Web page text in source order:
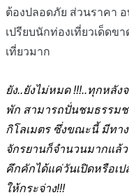
ต้องปลอดภัย ส่วนราคา
เปรียบนักท่องเที่ยวเด็ดข
เที่ยวมาก
ยัง..ยังไม่หมด !!!..ทุกหลั
พัก สามารถปั่นชมธรรม
กิโลเมตร ซึ่งขณะนี้ มีทา
จักรยานก็จำนวนมากแล้
คึกคักได้แค่วันเปิดหรือเป
ให้กระจ่าง!!!